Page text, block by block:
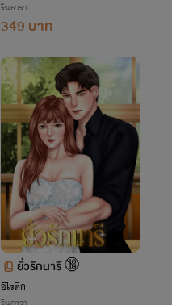
รินธารา
349 บาท
ยั่วรักนารี 🔞
อีโรติก